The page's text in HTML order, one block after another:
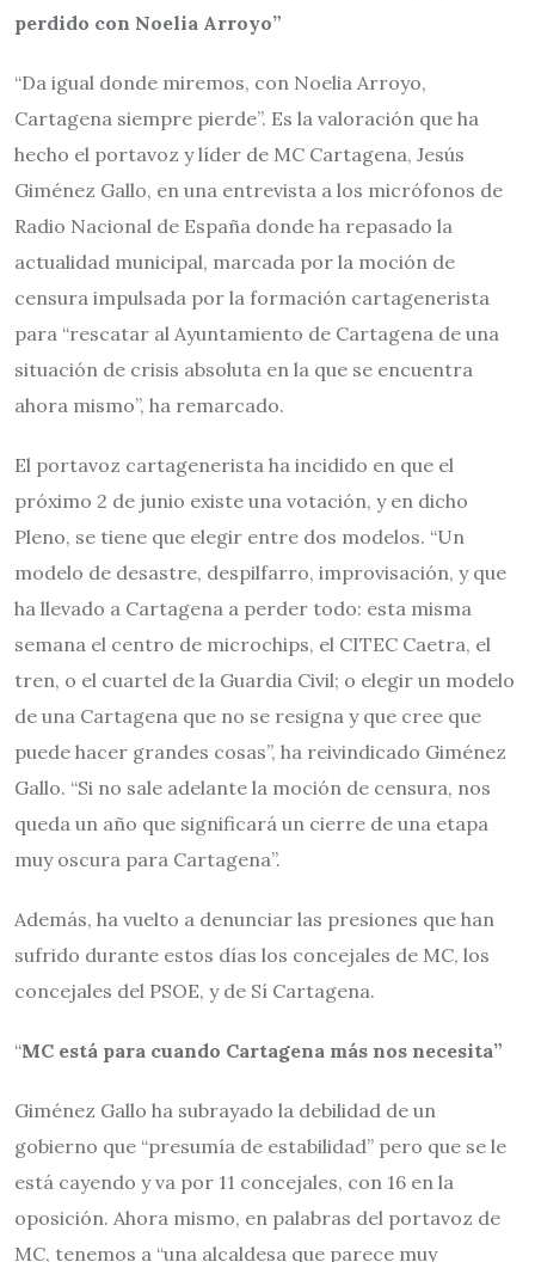
perdido con Noelia Arroyo”
“Da igual donde miremos, con Noelia Arroyo,
Cartagena siempre pierde”. Es la valoración que ha
hecho el portavoz y líder de MC Cartagena, Jesús
Giménez Gallo, en una entrevista a los micrófonos de
Radio Nacional de España donde ha repasado la
actualidad municipal, marcada por la moción de
censura impulsada por la formación cartagenerista
para “rescatar al Ayuntamiento de Cartagena de una
situación de crisis absoluta en la que se encuentra
ahora mismo”, ha remarcado.
El portavoz cartagenerista ha incidido en que el
próximo 2 de junio existe una votación, y en dicho
Pleno, se tiene que elegir entre dos modelos. “Un
modelo de desastre, despilfarro, improvisación, y que
ha llevado a Cartagena a perder todo: esta misma
semana el centro de microchips, el CITEC Caetra, el
tren, o el cuartel de la Guardia Civil; o elegir un modelo
de una Cartagena que no se resigna y que cree que
puede hacer grandes cosas”, ha reivindicado Giménez
Gallo. “Si no sale adelante la moción de censura, nos
queda un año que significará un cierre de una etapa
muy oscura para Cartagena”.
Además, ha vuelto a denunciar las presiones que han
sufrido durante estos días los concejales de MC, los
concejales del PSOE, y de Sí Cartagena.
“MC está para cuando Cartagena más nos necesita”
Giménez Gallo ha subrayado la debilidad de un
gobierno que “presumía de estabilidad” pero que se le
está cayendo y va por 11 concejales, con 16 en la
oposición. Ahora mismo, en palabras del portavoz de
MC, tenemos a “una alcaldesa que parece muy